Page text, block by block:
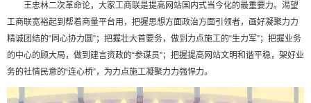
王忠林二次革命论，大家工商联是提高网站国内式当今化的最重要力。渴望
工商联宽裕起到帮着商量平台用，把握思想方面政治方面引领者，画好凝聚力力
精诚团结的“同心协力圆”；把握壮大首要务，做到力点施工的“生力军”；把握业务
的中心的顾大局，做到建言资政的“参谋员”；把握提高网站文明和谐平稳，架好业
务的社情民意的“连心桥”，为力点施工凝聚力力强悍力。